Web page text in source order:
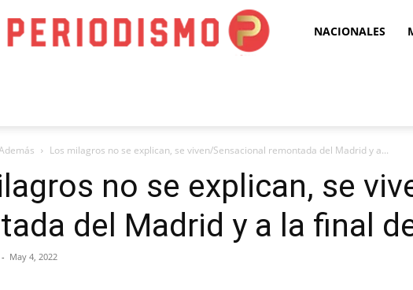
Puro NACIONALES
Los milagros no se explican, se viven/Sensacional remontada del Madrid y a...
no se explican, se
del Madrid y a la final
- May 4, 2022